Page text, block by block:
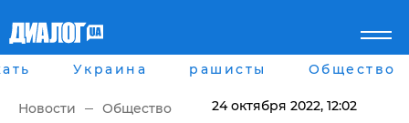
Главная
рассея
Города
Украина рашисты Общество
Новости Общество 24 октября 2022, 12:02